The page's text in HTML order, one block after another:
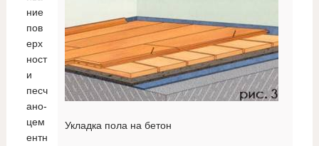
Укладка пола на бетон
ние
пов
ерх
ност
и
песч
ано-
цем
ентн